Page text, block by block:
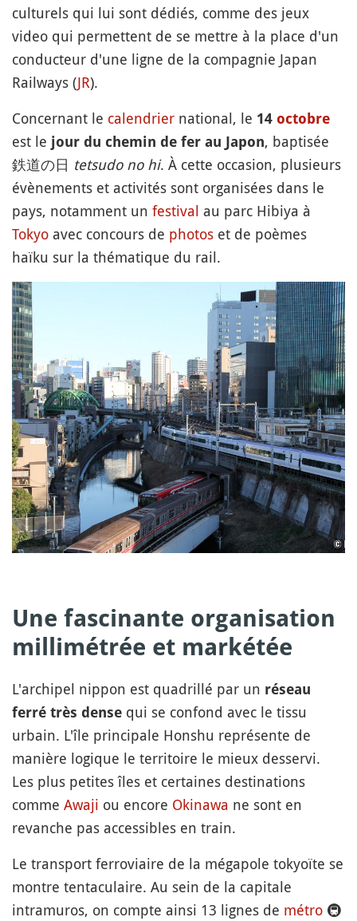
culturels qui lui sont dédiés, comme des jeux
video qui permettent de se mettre à la place d'un
conducteur d'une ligne de la compagnie Japan
Railways (JR).
Concernant le calendrier national, le 14 octobre
est le jour du chemin de fer au Japon, baptisée
鉄道の日 tetsudo no hi. À cette occasion, plusieurs
évènements et activités sont organisées dans le
pays, notamment un festival au parc Hibiya à
Tokyo avec concours de photos et de poèmes
haïku sur la thématique du rail.
Une fascinante organisation
millimétrée et markétée
L'archipel nippon est quadrillé par un réseau
ferré très dense qui se confond avec le tissu
urbain. L'île principale Honshu représente de
manière logique le territoire le mieux desservi.
Les plus petites îles et certaines destinations
comme Awaji ou encore Okinawa ne sont en
revanche pas accessibles en train.
Le transport ferroviaire de la mégapole tokyoïte se
montre tentaculaire. Au sein de la capitale
intramuros, on compte ainsi 13 lignes de métro 🚇